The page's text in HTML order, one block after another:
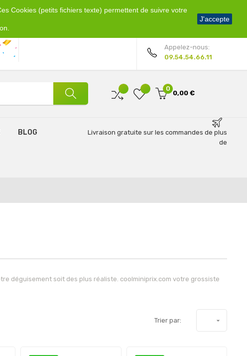
Cookies (petits fichiers texte) permettent de suivre votre
J'accepte
Bienvenue !
Mon compte
Appelez-nous:
09.54.54.66.11
0
0,00 €
BLOG
Livraison gratuite sur les commandes de plus
de
déguisement soit des plus réaliste. coolminiprix.com votre grossiste
Trier par: 